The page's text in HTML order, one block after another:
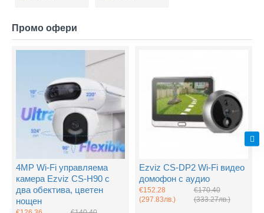
Промо офери
4MP Wi-Fi управляема
камера Ezviz CS-H90 с
два обектива, цветен
нощен
Ezviz CS-DP2 Wi-Fi видео
домофон с аудио
€152.28
(297.83лв.)
€170.40
(333.27лв.)